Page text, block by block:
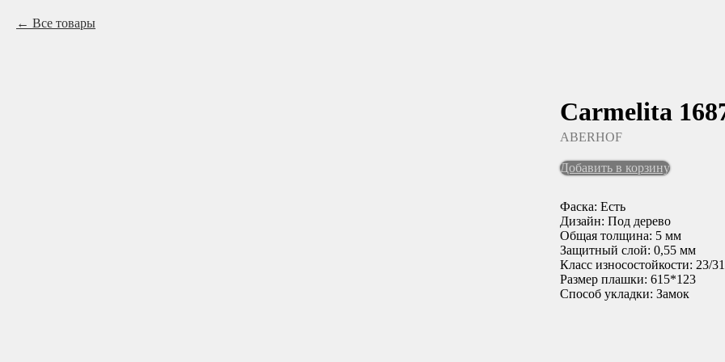
Все товары
Carmelita
ABERHOF
Добавить в корзину
Фаска: Есть
Дизайн: Под дерево
Общая толщина: 5 мм
Защитный слой: 0,55 мм
Класс износостойкости: 23/31
Размер плашки: 615*123
Способ укладки: Замок